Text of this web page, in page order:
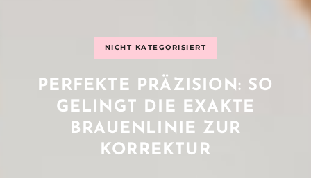
NICHT KATEGORISIERT
PERFEKTE PRÄZISION: SO
GELINGT DIE EXAKTE
BRAUENLINIE ZUR
KORREKTUR